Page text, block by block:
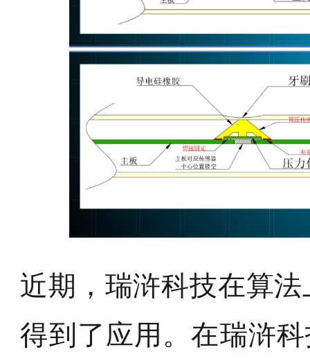
近期，瑞浒科技在算
得到了应用。在瑞浒